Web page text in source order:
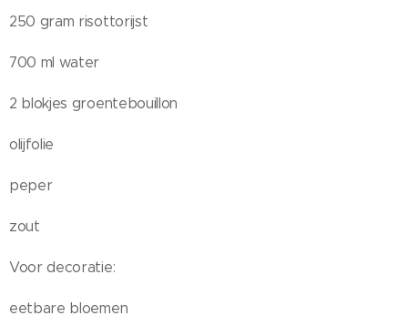
250 gram risottorijst
700 ml water
2 blokjes groentebouillon
olijfolie
peper
zout
Voor decoratie:
eetbare bloemen